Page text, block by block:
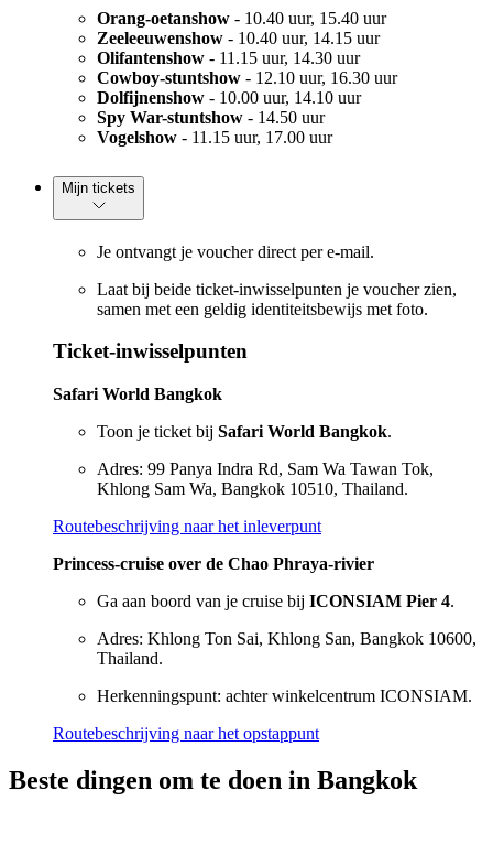
Orang-oetanshow - 10.40 uur, 15.40 uur
Zeeleeuwenshow - 10.40 uur, 14.15 uur
Olifantenshow - 11.15 uur, 14.30 uur
Cowboy-stuntshow - 12.10 uur, 16.30 uur
Dolfijnenshow - 10.00 uur, 14.10 uur
Spy War-stuntshow - 14.50 uur
Vogelshow - 11.15 uur, 17.00 uur
Mijn tickets
Je ontvangt je voucher direct per e-mail.
Laat bij beide ticket-inwisselpunten je voucher zien,
samen met een geldig identiteitsbewijs met foto.
Ticket-inwisselpunten
Safari World Bangkok
Toon je ticket bij Safari World Bangkok.
Adres: 99 Panya Indra Rd, Sam Wa Tawan Tok,
Khlong Sam Wa, Bangkok 10510, Thailand.
Routebeschrijving naar het inleverpunt
Princess-cruise over de Chao Phraya-rivier
Ga aan boord van je cruise bij ICONSIAM Pier 4.
Adres: Khlong Ton Sai, Khlong San, Bangkok 10600,
Thailand.
Herkenningspunt: achter winkelcentrum ICONSIAM.
Routebeschrijving naar het opstappunt
Beste dingen om te doen in Bangkok